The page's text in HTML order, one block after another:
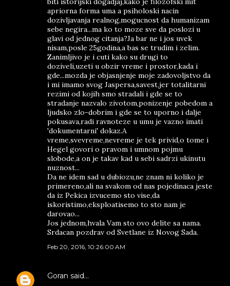
apriorna forma uma a psiholoski nacin
dozivljavanja realnog,mogucnost da humanizam
sebe negira...ma ko to moze sve da poslozi u
glavi od jednog citanja?Ja bar ne i jos uvek
nisam,posle 25godina,a bas se trudim i zelim.
Zanimljivo je i cuti kako su drugi to
doziveli,uzeti u obzir vreme i prostor,kada i
gde...mozda je objasnjenje moje zadovoljstvo da
i mi imamo svog Jaspersa,savest,jer totalitarni
rezimi od kojih smo stradali i gde se to
stradanje nazvalo zivotom,ponizenje pobedom a
ljudsko zlo-dobrim i gde se to uporno i dalje
pokusava,radi ravnoteze u umu je vazno imati
'dokumentarni' dokaz.A
vreme,svevreme,nevreme je tek privid,o tome i
Hegel govori o pravom i umnom pojmu
slobode,a on je takav kad u sebi sadrzi ukinutu
nuznost...
Da ne idem sad u dubiozu,ne znam ni koliko je
primereno,ali na svakom od nas pojedinaca jeste
da iz Pekica izvucemo sto vise,da
iskoristimo,eksploatisemo to sto nam je
darovao...
Jos jednom,hvala Vam sto ovo delite sa nama.
Srdacan pozdrav od Svetlane iz Novog Sada.
Feb 20, 2016, 10:26:00 AM
Goran said…